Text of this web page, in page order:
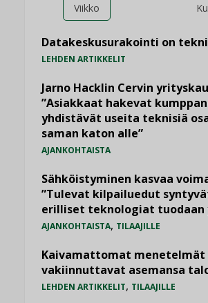
Viikko
Datakeskusurakointi on
LEHDEN ARTIKKELIT
Jarno Hacklin Cervin
”Asiakkaat hakevat
yhdistävät useita teknisiä
saman katon alle”
AJANKOHTAISTA
Sähköistyminen kasvaa
”Tulevat kilpailuedut
erilliset teknologiat tuodaan
AJANKOHTAISTA, TILAAJILLE
Kaivamattomat menetelmät
vakiinnuttavat asemansa
LEHDEN ARTIKKELIT, TILAAJILLE